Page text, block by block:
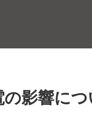
影響につ